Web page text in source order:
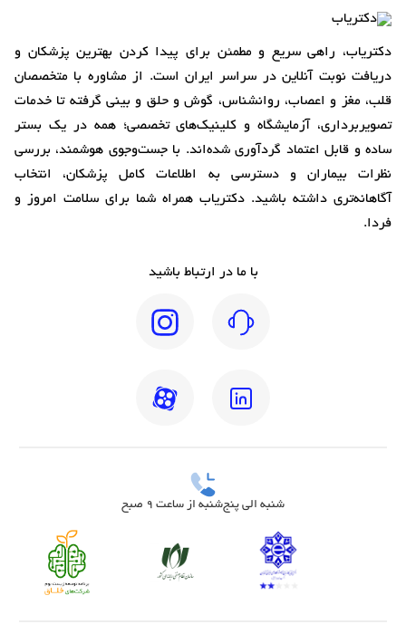
دکتریاب، راهی سریع و مطمئن برای پیدا کردن بهترین پزشکان و
دریافت نوبت آنلاین در سراسر ایران است. از مشاوره با متخصصان
قلب، مغز و اعصاب، روانشناس، گوش و حلق و بینی گرفته تا خدمات
تصویربرداری، آزمایشگاه و کلینیک‌های تخصصی؛ همه در یک بستر
ساده و قابل اعتماد گردآوری شده‌اند. با جست‌وجوی هوشمند، بررسی
نظرات بیماران و دسترسی به اطلاعات کامل پزشکان، انتخاب
آگاهانه‌تری داشته باشید. دکتریاب همراه شما برای سلامت امروز و
فردا.
با ما در ارتباط باشید
شنبه الی پنج‌شنبه از ساعت 9 صبح